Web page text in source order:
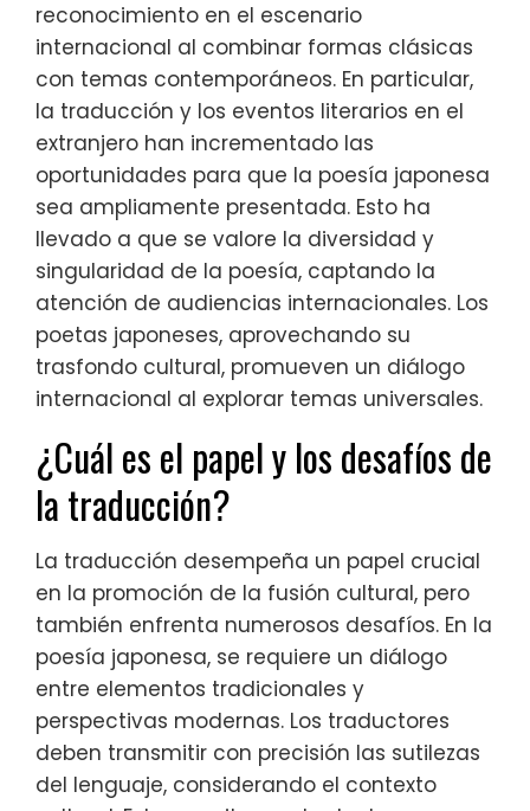
reconocimiento en el escenario
internacional al combinar formas clásicas
con temas contemporáneos. En particular,
la traducción y los eventos literarios en el
extranjero han incrementado las
oportunidades para que la poesía japonesa
sea ampliamente presentada. Esto ha
llevado a que se valore la diversidad y
singularidad de la poesía, captando la
atención de audiencias internacionales. Los
poetas japoneses, aprovechando su
trasfondo cultural, promueven un diálogo
internacional al explorar temas universales.
¿Cuál es el papel y los desafíos de
la traducción?
La traducción desempeña un papel crucial
en la promoción de la fusión cultural, pero
también enfrenta numerosos desafíos. En la
poesía japonesa, se requiere un diálogo
entre elementos tradicionales y
perspectivas modernas. Los traductores
deben transmitir con precisión las sutilezas
del lenguaje, considerando el contexto